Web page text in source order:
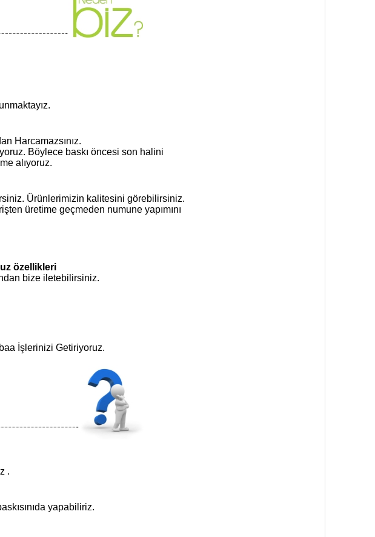
Mıknatıslı Promosyon Kutusu
| Logolu Kurumsal Set Kutusu
Harcamazsınız.
Böylece baskı öncesi son halini
alıyoruz.
Ürünlerimizin kalitesini görebilirsiniz.
üretime geçmeden numune yapımını
özellikleri
bize iletebilirsiniz.
İşlerinizi Getiriyoruz.
.
yapabiliriz.